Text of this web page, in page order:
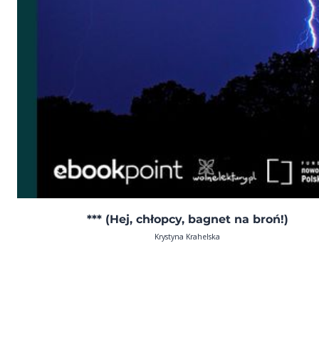
*** (Hej, chłopcy, bagnet na broń!)
Krystyna Krahelska